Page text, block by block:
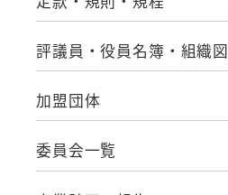
評議員・役員名簿・組織図
加盟団体
委員会一覧